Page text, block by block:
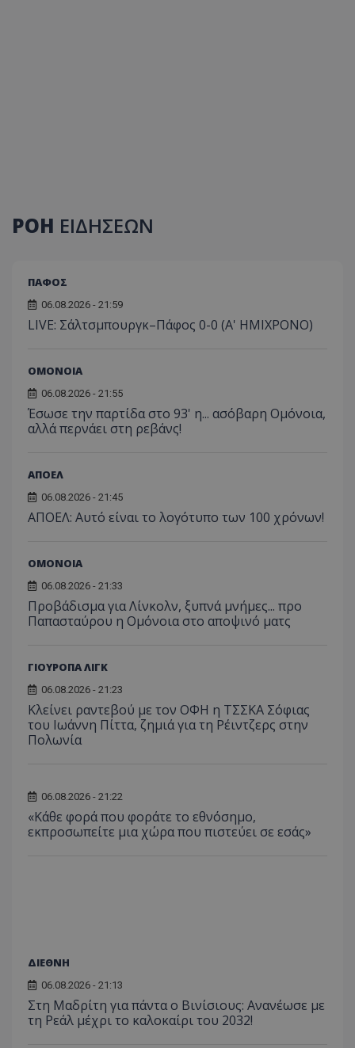
ΡΟΗ ΕΙΔΗΣΕΩΝ
ΠΑΦΟΣ
06.08.2026 - 21:59
LIVE: Σάλτσμπουργκ–Πάφος 0-0 (Α' ΗΜΙΧΡΟΝΟ)
ΟΜΟΝΟΙΑ
06.08.2026 - 21:55
Έσωσε την παρτίδα στο 93' η... ασόβαρη Ομόνοια,
αλλά περνάει στη ρεβάνς!
ΑΠΟΕΛ
06.08.2026 - 21:45
ΑΠΟΕΛ: Αυτό είναι το λογότυπο των 100 χρόνων!
ΟΜΟΝΟΙΑ
06.08.2026 - 21:33
Προβάδισμα για Λίνκολν, ξυπνά μνήμες... προ
Παπασταύρου η Ομόνοια στο αποψινό ματς
ΓΙΟΥΡΟΠΑ ΛΙΓΚ
06.08.2026 - 21:23
Κλείνει ραντεβού με τον ΟΦΗ η ΤΣΣΚΑ Σόφιας
του Ιωάννη Πίττα, ζημιά για τη Ρέιντζερς στην
Πολωνία
06.08.2026 - 21:22
«Κάθε φορά που φοράτε το εθνόσημο,
εκπροσωπείτε μια χώρα που πιστεύει σε εσάς»
ΔΙΕΘΝΗ
06.08.2026 - 21:13
Στη Μαδρίτη για πάντα ο Βινίσιους: Ανανέωσε με
τη Ρεάλ μέχρι το καλοκαίρι του 2032!